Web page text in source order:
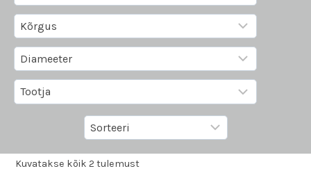
Kuvatakse kõik 2 tulemust